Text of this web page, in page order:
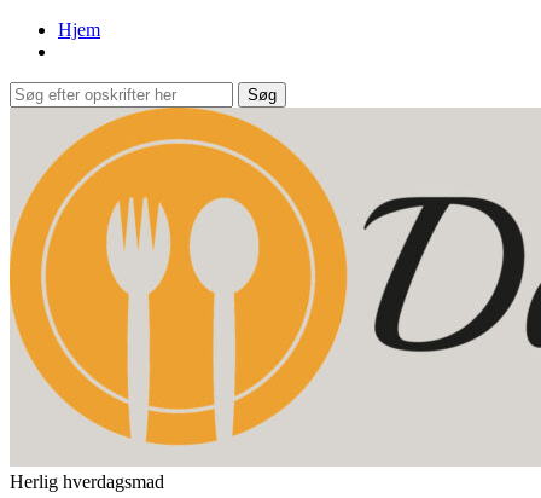
Hjem
Herlig hverdagsmad